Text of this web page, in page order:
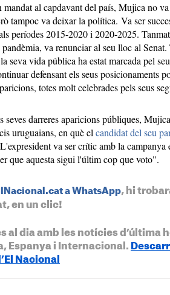
mandat al capdavant del país, Mujica no
tampoc va deixar la política. Va ser
períodes 2015-2020 i 2020-2025.
va renunciar al seu lloc al
seva vida pública ha estat marcada pel
defensant els seus posicionaments
totes molt celebrades pels seus
seves darreres aparicions públiques,
uruguaians, en què el candidat del seu
va ser crític amb la
que aquesta sigui l'últim cop que voto".
a WhatsApp, hi
en un clic!
al dia amb les notícies d’última
Espanya i Internacional.
Nacional